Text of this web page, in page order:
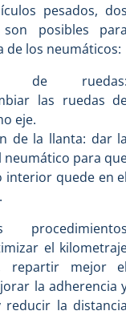
pesados, dos
son posibles para
de los neumáticos:
de ruedas:
las ruedas
eje.
de la llanta: dar la
neumático para
interior quede en
el
repartir mejor el
la adherencia
reducir la distancia